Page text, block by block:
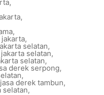
,
,
,
,
selatan,
selatan,
selatan,
derek serpong,
,
jasa derek tambun,
selatan,